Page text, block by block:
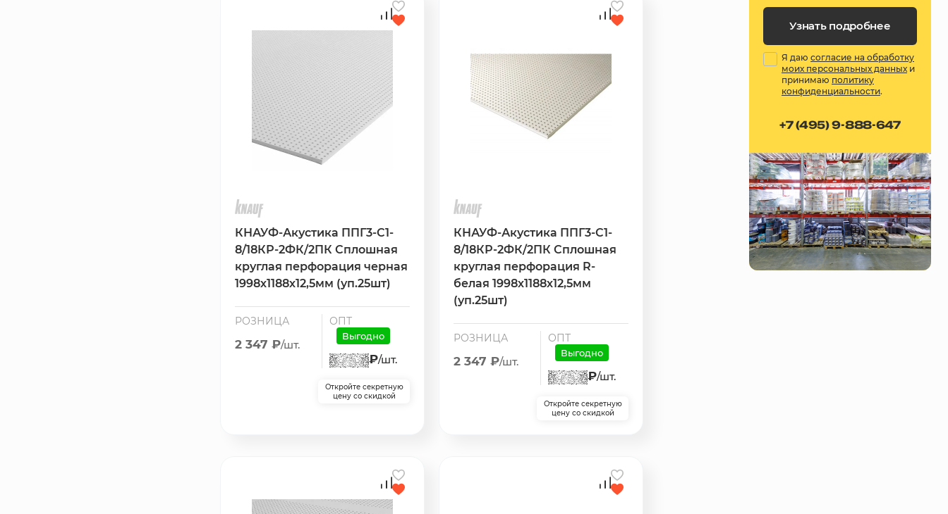
КНАУФ-Акустика ППГ3-С1-
8/18КР-2ФК/2ПК Сплошная
круглая перфорация черная
1998х1188х12,5мм (уп.25шт)
РОЗНИЦА
2 347 ₽/шт.
ОПТ
Выгодно
₽/шт.
Откройте секретную
цену со скидкой
КНАУФ-Акустика ППГ3-С1-
8/18КР-2ФК/2ПК Сплошная
круглая перфорация R-
белая 1998х1188х12,5мм
(уп.25шт)
РОЗНИЦА
2 347 ₽/шт.
ОПТ
Выгодно
₽/шт.
Откройте секретную
цену со скидкой
Узнать подробнее
Я даю согласие на обработку
моих персональных данных и
принимаю политику
конфиденциальности.
+7 (495) 9-888-647